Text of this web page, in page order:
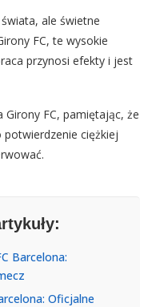
ale świetne
FC, te wysokie
przynosi efekty i jest
FC, pamiętając, że
ciężkiej
Barcelona:
Oficjalne